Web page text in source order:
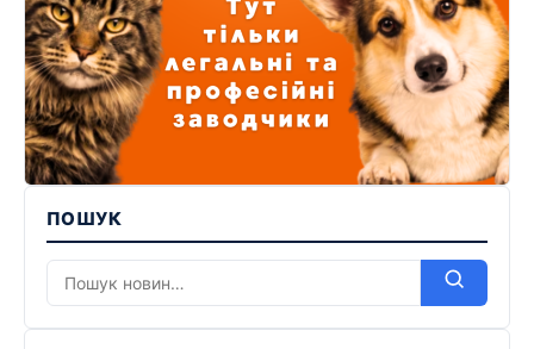
ПОШУК